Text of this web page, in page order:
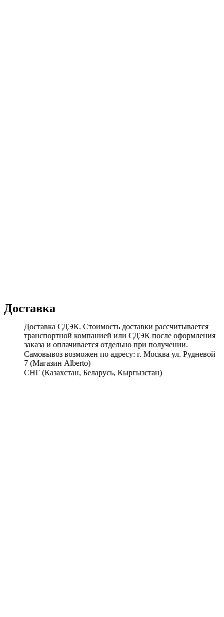
Доставка
Доставка СДЭК. Стоимость доставки рассчитывается
транспортной компанией или СДЭК после оформления
заказа и оплачивается отдельно при получении.
Самовывоз возможен по адресу: г. Москва ул. Рудневой
7 (Магазин Alberto)
СНГ (Казахстан, Беларусь, Кыргызстан)